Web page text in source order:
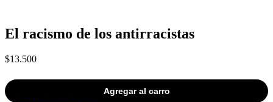
El racismo de los antirracistas
$13.500
Agregar al carro